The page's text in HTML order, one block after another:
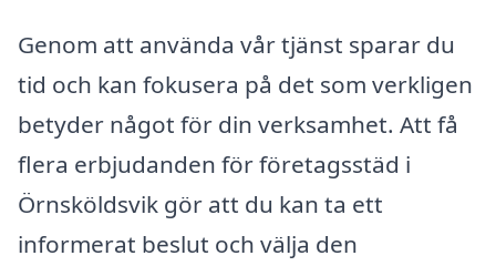
Genom att använda vår tjänst sparar du
tid och kan fokusera på det som verkligen
betyder något för din verksamhet. Att få
flera erbjudanden för företagsstäd i
Örnsköldsvik gör att du kan ta ett
informerat beslut och välja den